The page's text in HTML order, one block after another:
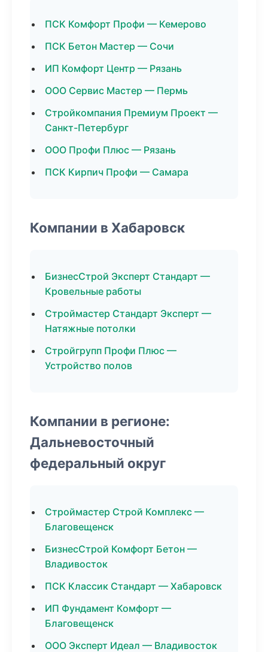
ПСК Комфорт Профи — Кемерово
ПСК Бетон Мастер — Сочи
ИП Комфорт Центр — Рязань
ООО Сервис Мастер — Пермь
Стройкомпания Премиум Проект —
Санкт-Петербург
ООО Профи Плюс — Рязань
ПСК Кирпич Профи — Самара
Компании в Хабаровск
БизнесСтрой Эксперт Стандарт —
Кровельные работы
Строймастер Стандарт Эксперт —
Натяжные потолки
Стройгрупп Профи Плюс —
Устройство полов
Компании в регионе:
Дальневосточный
федеральный округ
Строймастер Строй Комплекс —
Благовещенск
БизнесСтрой Комфорт Бетон —
Владивосток
ПСК Классик Стандарт — Хабаровск
ИП Фундамент Комфорт —
Благовещенск
ООО Эксперт Идеал — Владивосток